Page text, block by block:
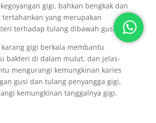
gigi, bahkan bengkak dan
tertahankan yang merupakan
terhadap tulang dibawah gusi.
gigi berkala membantu
bakteri di dalam mulut, dan jelas-
mengurangi kemungkinan karies
gusi dan tulang penyangga gigi,
kemungkinan tanggalnya gigi.